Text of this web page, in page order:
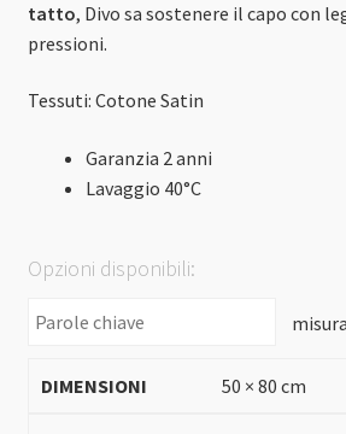
tatto, Divo sa sostenere il capo con
pressioni.
Tessuti: Cotone Satin
Garanzia 2 anni
Lavaggio 40°C
Opzioni disponibili:
misura
50 × 80 cm